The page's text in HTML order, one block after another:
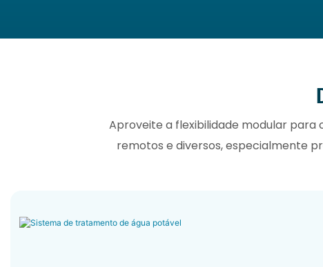
Aproveite a flexibilidade modular para
remotos e diversos, especialmente